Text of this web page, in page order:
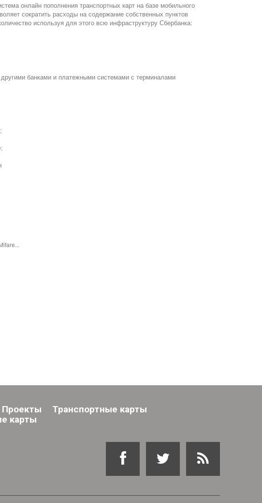
онлайн пополнения транспортных карт на базе мобильного
сократить расходы на содержание собственных пунктов
используя для этого всю инфраструктуру Сбербанка:
банками и платежными системами с терминалами
Проекты
Транспортные карты
карты